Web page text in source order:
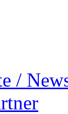
/